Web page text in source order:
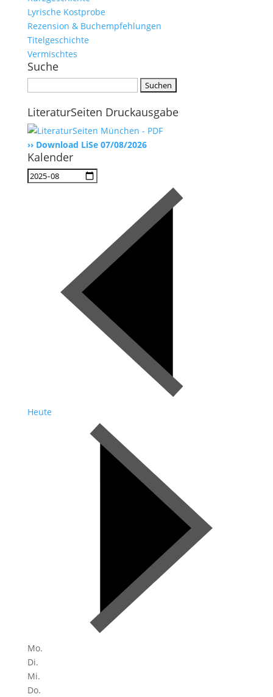
Lyrische Kostprobe
Rezension & Buchempfehlungen
Titelgeschichte
Vermischtes
Suche
LiteraturSeiten Druckausgabe
›› Download LiSe 07/08/2026
Kalender
Heute
Mo.
Di.
Mi.
Do.